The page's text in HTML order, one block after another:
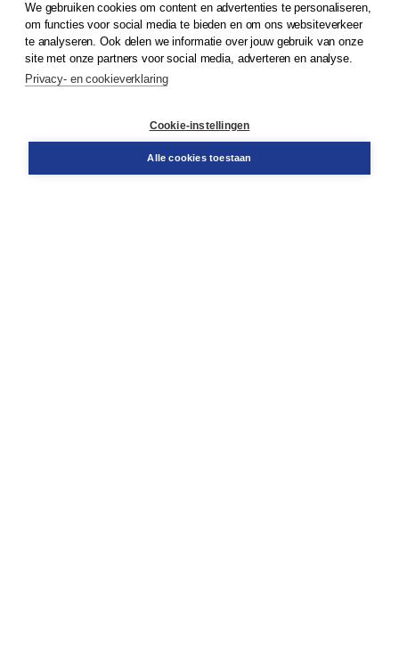
© 2026Koninklijke Boom uitgevers
Klantenservice
Snel bestellen
We gebruiken cookies om content en advertenties te personaliseren,
om functies voor social media te bieden en om ons websiteverkeer
te analyseren. Ook delen we informatie over jouw gebruik van onze
site met onze partners voor social media, adverteren en analyse.
Privacy- en cookieverklaring
Cookie-instellingen
Alle cookies toestaan